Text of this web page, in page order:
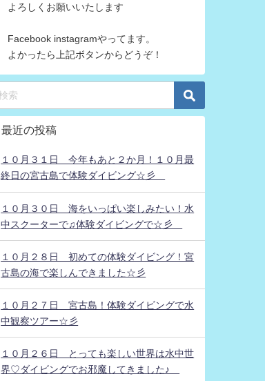
よろしくお願いいたします
Facebook instagramやってます。
よかったら上記ボタンからどうぞ！
最近の投稿
１０月３１日 今年もあと２か月！１０月最
終日の宮古島で体験ダイビング☆彡
１０月３０日 海をいっぱい楽しみたい！水
中スクーターで♫体験ダイビングで☆彡
１０月２８日 初めての体験ダイビング！宮
古島の海で楽しんできました☆彡
１０月２７日 宮古島！体験ダイビングで水
中観察ツアー☆彡
１０月２６日 とっても楽しい世界は水中世
界♡ダイビングでお邪魔してきました♪